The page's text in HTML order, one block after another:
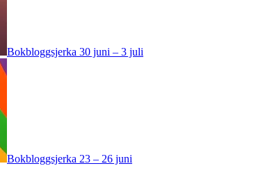
Bokbloggsjerka 30 juni – 3 juli
Bokbloggsjerka 23 – 26 juni